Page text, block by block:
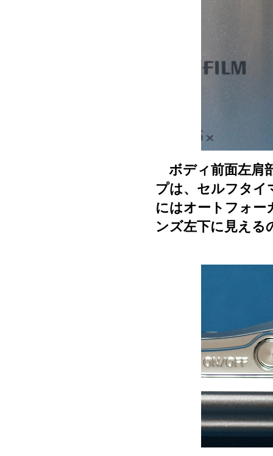
ボディ前面左肩
プは、セルフタイ
にはオートフォー
ンズ左下に見える